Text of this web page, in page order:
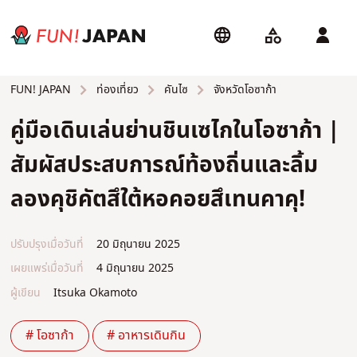
FUN! JAPAN ท่องเที่ยว คันไซ จังหวัดโอซาก้า
คู่มือเดินเล่นย่านชินเซไกในโอซาก้า |
สัมผัสประสบการณ์ท้องถิ่นและลิ้ม
ลองคุชิคัตสึใต้หอคอยสึเทนคาคุ!
ปรับปรุงเมื่อวันที่
20 มิถุนายน 2025
เผยแพร่เมื่อวันที่
4 มิถุนายน 2025
ผู้เขียน
Itsuka Okamoto
# โอซาก้า # อาหารเดินกิน